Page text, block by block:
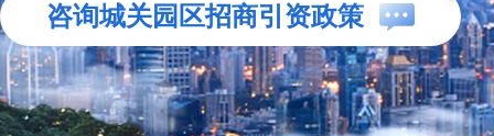
咨询城关园区招商引资政策